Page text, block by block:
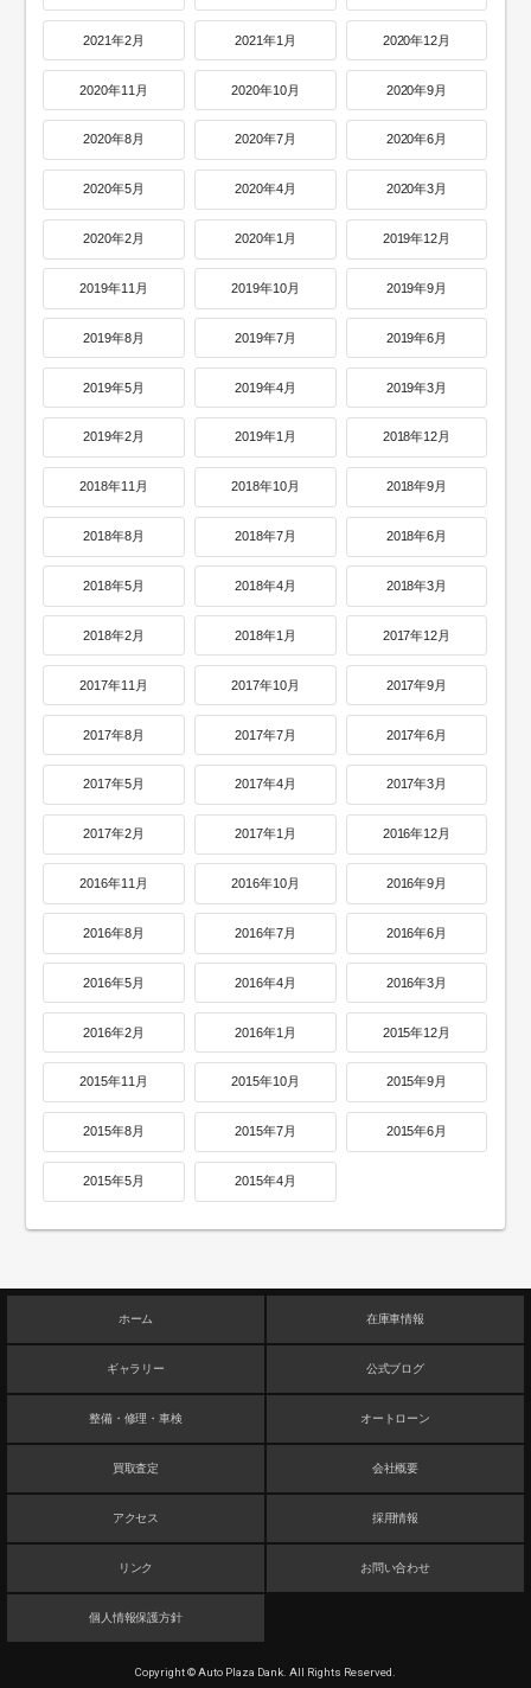
2021年2月 2021年1月 2020年12月
2020年11月 2020年10月 2020年9月
2020年8月 2020年7月 2020年6月
2020年5月 2020年4月 2020年3月
2020年2月 2020年1月 2019年12月
2019年11月 2019年10月 2019年9月
2019年8月 2019年7月 2019年6月
2019年5月 2019年4月 2019年3月
2019年2月 2019年1月 2018年12月
2018年11月 2018年10月 2018年9月
2018年8月 2018年7月 2018年6月
2018年5月 2018年4月 2018年3月
2018年2月 2018年1月 2017年12月
2017年11月 2017年10月 2017年9月
2017年8月 2017年7月 2017年6月
2017年5月 2017年4月 2017年3月
2017年2月 2017年1月 2016年12月
2016年11月 2016年10月 2016年9月
2016年8月 2016年7月 2016年6月
2016年5月 2016年4月 2016年3月
2016年2月 2016年1月 2015年12月
2015年11月 2015年10月 2015年9月
2015年8月 2015年7月 2015年6月
2015年5月 2015年4月
ホーム 在庫車情報
ギャラリー 公式ブログ
整備・修理・車検 オートローン
買取査定 会社概要
アクセス 採用情報
リンク お問い合わせ
個人情報保護方針
Copyright © Auto Plaza Dank. All Rights Reserved.